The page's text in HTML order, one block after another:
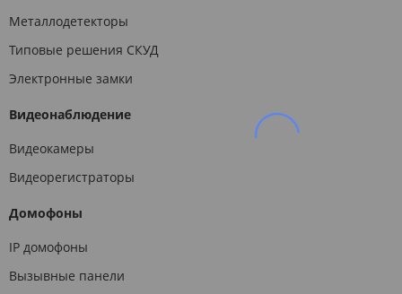
Металлодетекторы
Типовые решения СКУД
Электронные замки
Видеонаблюдение
Видеокамеры
Видеорегистраторы
Домофоны
IP домофоны
Вызывные панели